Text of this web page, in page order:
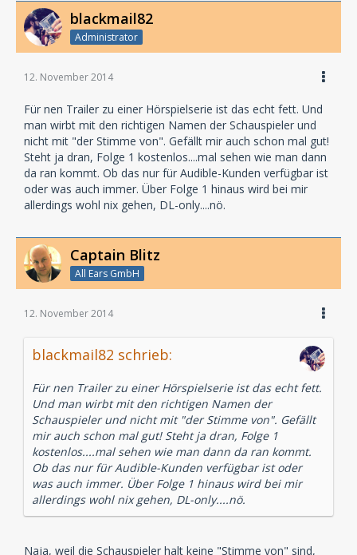
blackmail82
Administrator
12. November 2014
Für nen Trailer zu einer Hörspielserie ist das echt fett. Und
man wirbt mit den richtigen Namen der Schauspieler und
nicht mit "der Stimme von". Gefällt mir auch schon mal gut!
Steht ja dran, Folge 1 kostenlos....mal sehen wie man dann
da ran kommt. Ob das nur für Audible-Kunden verfügbar ist
oder was auch immer. Über Folge 1 hinaus wird bei mir
allerdings wohl nix gehen, DL-only....nö.
Captain Blitz
All Ears GmbH
12. November 2014
blackmail82 schrieb:
Für nen Trailer zu einer Hörspielserie ist das echt fett.
Und man wirbt mit den richtigen Namen der
Schauspieler und nicht mit "der Stimme von". Gefällt
mir auch schon mal gut! Steht ja dran, Folge 1
kostenlos....mal sehen wie man dann da ran kommt.
Ob das nur für Audible-Kunden verfügbar ist oder
was auch immer. Über Folge 1 hinaus wird bei mir
allerdings wohl nix gehen, DL-only....nö.
Naja, weil die Schauspieler halt keine "Stimme von" sind,